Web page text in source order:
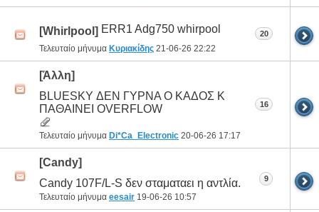
[Whirlpool] ERR1 Adg750 whirpool
Τελευταίο μήνυμα Κυριακίδης 21-06-26 22:22
20
[Άλλη]
BLUESKY ΔΕΝ ΓΥΡΝΑ Ο ΚΑΔΟΣ Κ
ΠΑΘΑΙΝΕΙ OVERFLOW
Τελευταίο μήνυμα Di*Ca_Electronic 20-06-26 17:17
16
[Candy]
Candy 107F/L-S δεν σταματαει η αντλία.
Τελευταίο μήνυμα eesair 19-06-26 10:57
9